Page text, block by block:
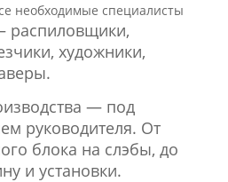
необходимые специалисты
распиловщики,
художники,
— под
руководителя. От
блока на слэбы, до
и установки.